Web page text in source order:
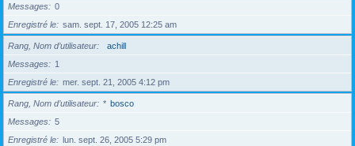
Messages
0
Enregistré le
sam. sept. 17, 2005 12:25 am
Rang, Nom d’utilisateur
achill
Messages
1
Enregistré le
mer. sept. 21, 2005 4:12 pm
Rang, Nom d’utilisateur * bosco
Messages
5
Enregistré le
lun. sept. 26, 2005 5:29 pm